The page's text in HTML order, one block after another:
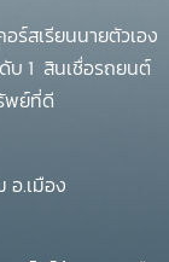
ร์สเรียนนายตัวเอง
บ 1 สินเชื่อรถยนต์
พย์ที่ดี
อ.เมือง